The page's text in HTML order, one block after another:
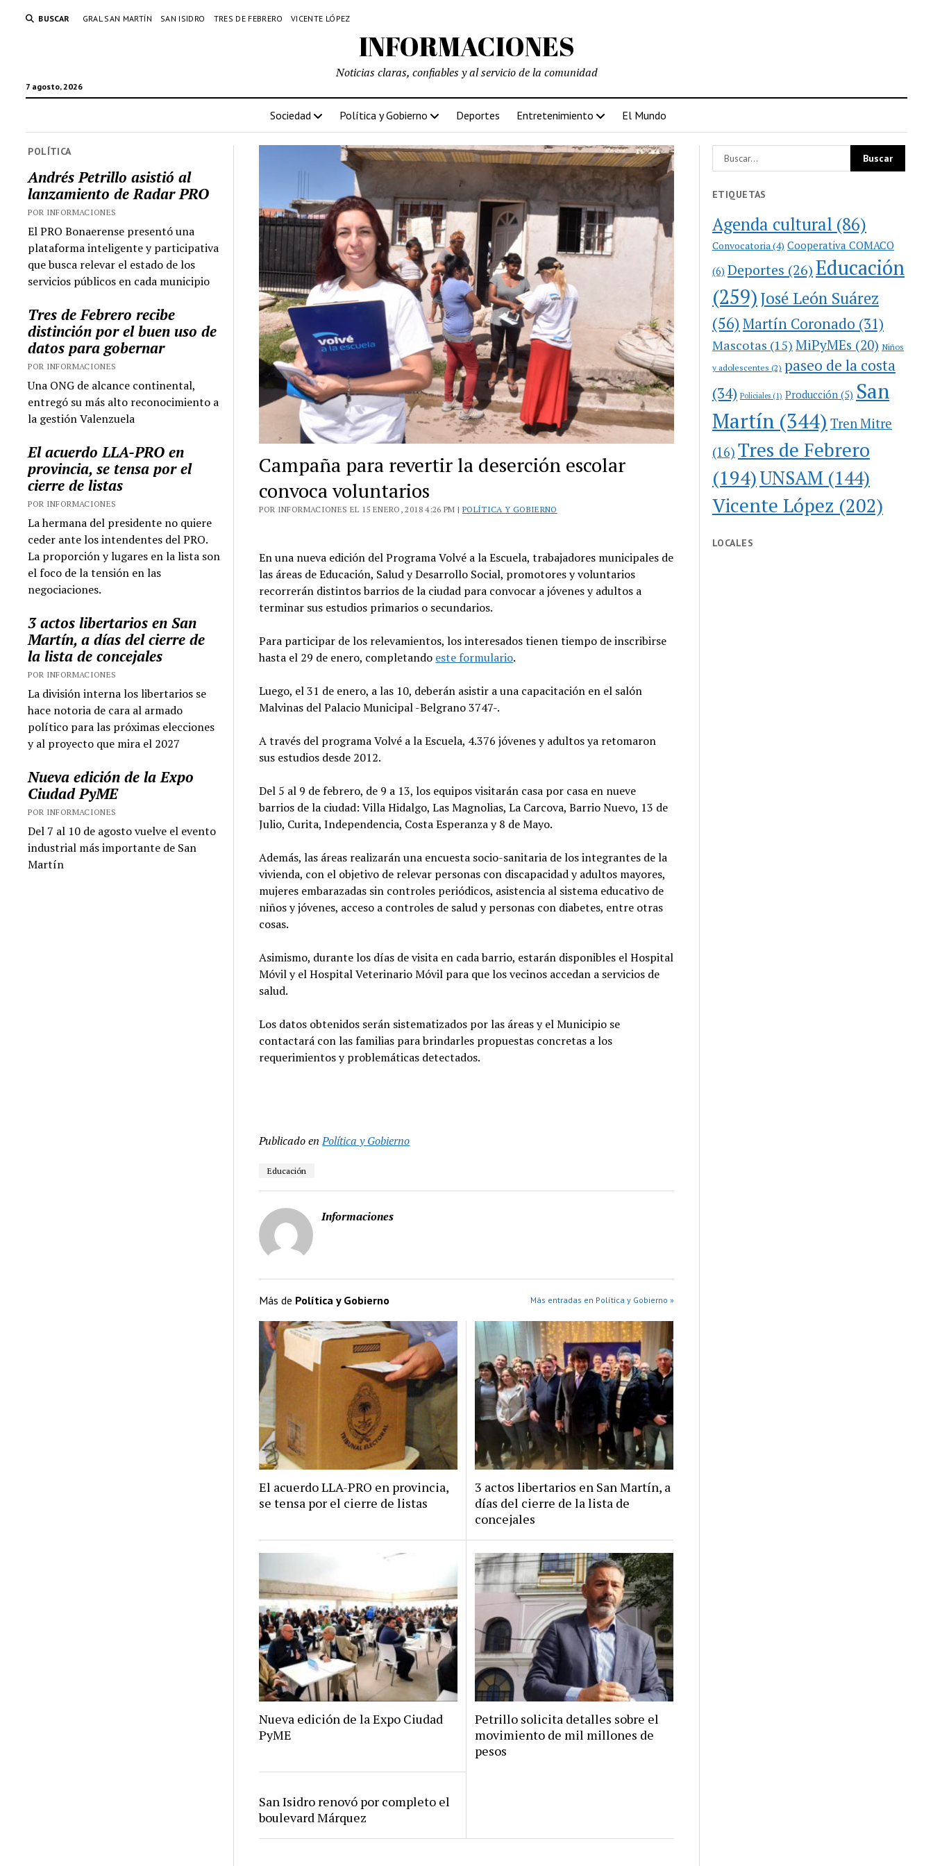
BUSCAR GRAL SAN MARTÍN SAN ISIDRO TRES DE FEBRERO VICENTE LÓPEZ
INFORMACIONES
7 agosto, 2026
Noticias claras, confiables y al servicio de la comunidad
Sociedad Política y Gobierno Deportes Entretenimiento El Mundo
POLÍTICA
Andrés Petrillo asistió al
lanzamiento de Radar PRO
POR INFORMACIONES
El PRO Bonaerense presentó una
plataforma inteligente y participativa
que busca relevar el estado de los
servicios públicos en cada municipio
Tres de Febrero recibe
distinción por el buen uso de
datos para gobernar
POR INFORMACIONES
Una ONG de alcance continental,
entregó su más alto reconocimiento a
la gestión Valenzuela
El acuerdo LLA-PRO en
provincia, se tensa por el
cierre de listas
POR INFORMACIONES
La hermana del presidente no quiere
ceder ante los intendentes del PRO.
La proporción y lugares en la lista son
el foco de la tensión en las
negociaciones.
3 actos libertarios en San
Martín, a días del cierre de
la lista de concejales
POR INFORMACIONES
La división interna los libertarios se
hace notoria de cara al armado
político para las próximas elecciones
y al proyecto que mira el 2027
Nueva edición de la Expo
Ciudad PyME
POR INFORMACIONES
Del 7 al 10 de agosto vuelve el evento
industrial más importante de San
Martín
Campaña para revertir la deserción escolar
convoca voluntarios
POR INFORMACIONES EL 15 ENERO, 2018 4:26 PM | POLÍTICA Y GOBIERNO
En una nueva edición del Programa Volvé a la Escuela, trabajadores municipales de
las áreas de Educación, Salud y Desarrollo Social, promotores y voluntarios
recorrerán distintos barrios de la ciudad para convocar a jóvenes y adultos a
terminar sus estudios primarios o secundarios.
Para participar de los relevamientos, los interesados tienen tiempo de inscribirse
hasta el 29 de enero, completando este formulario.
Luego, el 31 de enero, a las 10, deberán asistir a una capacitación en el salón
Malvinas del Palacio Municipal -Belgrano 3747-.
A través del programa Volvé a la Escuela, 4.376 jóvenes y adultos ya retomaron
sus estudios desde 2012.
Del 5 al 9 de febrero, de 9 a 13, los equipos visitarán casa por casa en nueve
barrios de la ciudad: Villa Hidalgo, Las Magnolias, La Carcova, Barrio Nuevo, 13 de
Julio, Curita, Independencia, Costa Esperanza y 8 de Mayo.
Además, las áreas realizarán una encuesta socio-sanitaria de los integrantes de la
vivienda, con el objetivo de relevar personas con discapacidad y adultos mayores,
mujeres embarazadas sin controles periódicos, asistencia al sistema educativo de
niños y jóvenes, acceso a controles de salud y personas con diabetes, entre otras
cosas.
Asimismo, durante los días de visita en cada barrio, estarán disponibles el Hospital
Móvil y el Hospital Veterinario Móvil para que los vecinos accedan a servicios de
salud.
Los datos obtenidos serán sistematizados por las áreas y el Municipio se
contactará con las familias para brindarles propuestas concretas a los
requerimientos y problemáticas detectados.
Publicado en Política y Gobierno
Educación
Informaciones
Más de Política y Gobierno Más entradas en Política y Gobierno »
El acuerdo LLA-PRO en provincia,
se tensa por el cierre de listas
3 actos libertarios en San Martín, a
días del cierre de la lista de
concejales
Nueva edición de la Expo Ciudad
PyME
Petrillo solicita detalles sobre el
movimiento de mil millones de
pesos
San Isidro renovó por completo el
boulevard Márquez
ETIQUETAS
Agenda cultural (86)
Convocatoria (4) Cooperativa COMACO
(6) Deportes (26)Educación
(259)José León Suárez
(56)Martín Coronado (31)
Mascotas (15) MiPyMEs (20) Niños
y adolescentes (2) paseo de la costa
(34) Policiales (1) Producción (5) San
Martín (344) Tren Mitre
(16) Tres de Febrero
(194)UNSAM (144)
Vicente López (202)
LOCALES